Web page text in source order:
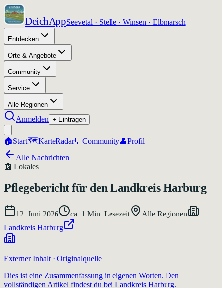
DeichAppSeevetal · Stelle · Winsen · Elbmarsch
Entdecken
Orte & Angebote
Community
Service
Alle Regionen
Anmelden + Eintragen
🏠Start🗺️KarteRadar💬Community👤Profil
Alle Nachrichten
📰 Lokales
Pflegebericht für den Landkreis Harburg
12. Juni 2026 ca. 1 Min. Lesezeit
Alle Regionen
Landkreis Harburg
Externer Inhalt · Originalquelle
Dies ist eine Zusammenfassung in eigenen Worten. Den
vollständigen Artikel findest du bei Landkreis Harburg.